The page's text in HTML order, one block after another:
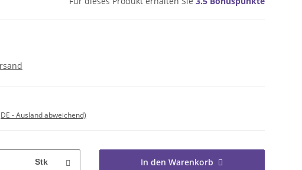
- Ausland abweichend)
Stk In den Warenkorb